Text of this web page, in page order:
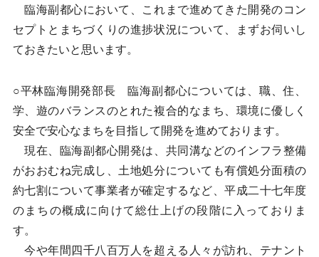
臨海副都心において、これまで進めてきた開発のコン
セプトとまちづくりの進捗状況について、まずお伺いし
ておきたいと思います。
○平林臨海開発部長 臨海副都心については、職、住、
学、遊のバランスのとれた複合的なまち、環境に優しく
安全で安心なまちを目指して開発を進めております。
現在、臨海副都心開発は、共同溝などのインフラ整備
がおおむね完成し、土地処分についても有償処分面積の
約七割について事業者が確定するなど、平成二十七年度
のまちの概成に向けて総仕上げの段階に入っておりま
す。
今や年間四千八百万人を超える人々が訪れ、テナント